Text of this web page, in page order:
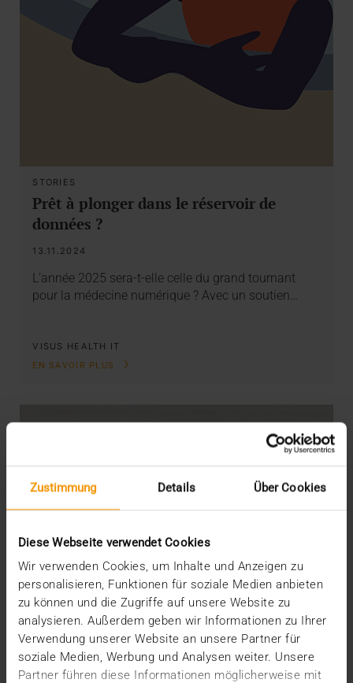
Zustimmung Details Über Cookies
Diese Webseite verwendet Cookies
Wir verwenden Cookies, um Inhalte und Anzeigen zu
personalisieren, Funktionen für soziale Medien anbieten
zu können und die Zugriffe auf unsere Website zu
analysieren. Außerdem geben wir Informationen zu Ihrer
Verwendung unserer Website an unsere Partner für
soziale Medien, Werbung und Analysen weiter. Unsere
Partner führen diese Informationen möglicherweise mit
STORIES
Prêt à plonger dans le réservoir de
données ?
13.11.2024
L’année 2025 sera-t-elle celle du grand tournant
pour la médecine numérique ? Avec un soutien…
VISUS HEALTH IT
EN SAVOIR PLUS